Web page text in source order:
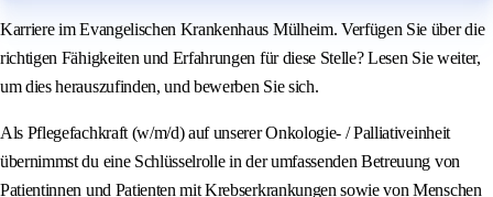
Karriere im Evangelischen Krankenhaus Mülheim. Verfügen Sie über die
richtigen Fähigkeiten und Erfahrungen für diese Stelle? Lesen Sie weiter,
um dies herauszufinden, und bewerben Sie sich.
Als Pflegefachkraft (w/m/d) auf unserer Onkologie- / Palliativeinheit
übernimmst du eine Schlüsselrolle in der umfassenden Betreuung von
Patientinnen und Patienten mit Krebserkrankungen sowie von Menschen